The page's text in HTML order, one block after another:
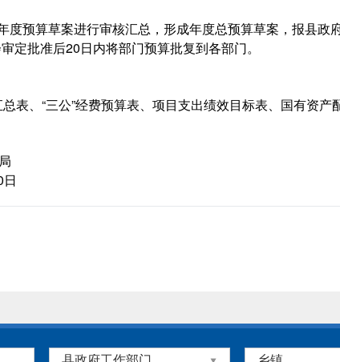
度预算草案进行审核汇总，形成年度总预算草案，报县
定批准后20日内将部门预算批复到各部门。
、“三公”经费预算表、项目支出绩效目标表、国有资产